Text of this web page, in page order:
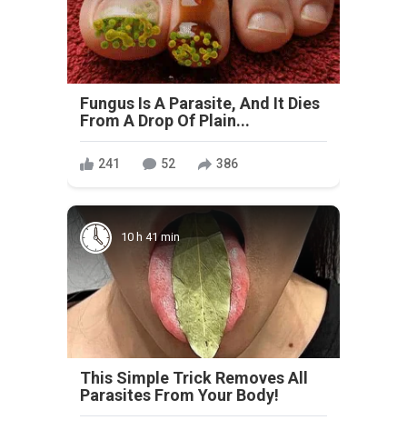
Fungus Is A Parasite, And It Dies
From A Drop Of Plain...
241 52 386
10 h 41 min
This Simple Trick Removes All
Parasites From Your Body!